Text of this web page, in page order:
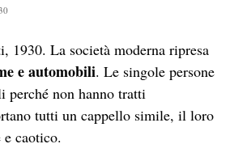
1930. La società moderna ripresa
e automobili. Le singole persone
perché non hanno tratti
tutti un cappello simile, il loro
caotico.